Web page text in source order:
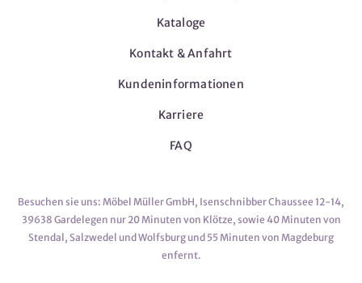
Kataloge
Kontakt & Anfahrt
Kundeninformationen
Karriere
FAQ
Besuchen sie uns: Möbel Müller GmbH, Isenschnibber Chaussee 12-14,
39638 Gardelegen nur 20 Minuten von Klötze, sowie 40 Minuten von
Stendal, Salzwedel und Wolfsburg und 55 Minuten von Magdeburg
enfernt.